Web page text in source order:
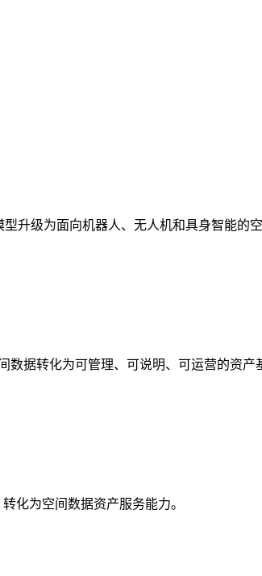
升级为面向机器人、无人机和具身智能的空
据转化为可管理、可说明、可运营的资产
化为空间数据资产服务能力。